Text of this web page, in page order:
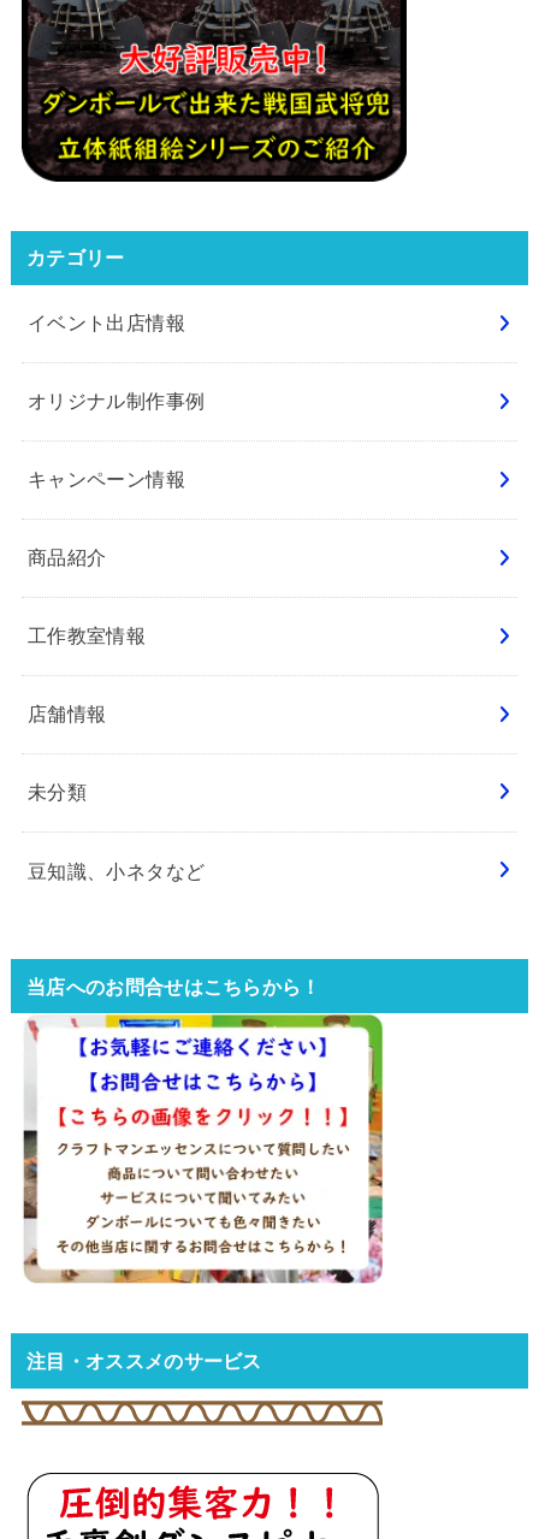
カテゴリー
イベント出店情報
オリジナル制作事例
キャンペーン情報
商品紹介
工作教室情報
店舗情報
未分類
豆知識、小ネタなど
当店へのお問合せはこちらから！
注目・オススメのサービス